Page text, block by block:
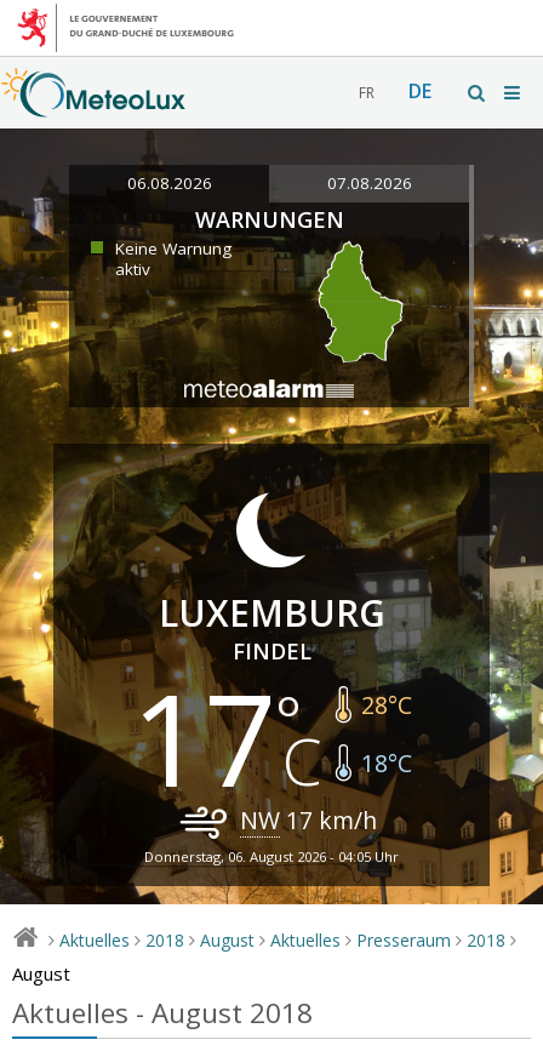
FR DE
06.08.2026 07.08.2026
WARNUNGEN
Keine Warnung
aktiv
LUXEMBURG
FINDEL
17 28°C
18°C
NW17 km/h
Donnerstag, 06. August 2026 - 04:05 Uhr
> Aktuelles > 2018 > August > Aktuelles > Presseraum > 2018 >
August
Aktuelles - August 2018